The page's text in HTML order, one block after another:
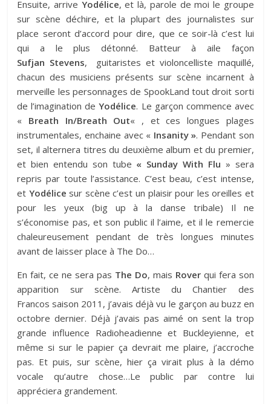
Ensuite, arrive Yodélice, et là, parole de moi le groupe
sur scène déchire, et la plupart des journalistes sur
place seront d’accord pour dire, que ce soir-là c’est lui
qui a le plus détonné. Batteur à aile façon
Sufjan Stevens, guitaristes et violoncelliste maquillé,
chacun des musiciens présents sur scène incarnent à
merveille les personnages de SpookLand tout droit sorti
de l’imagination de Yodélice. Le garçon commence avec
« Breath In/Breath Out« , et ces longues plages
instrumentales, enchaine avec « Insanity ». Pendant son
set, il alternera titres du deuxième album et du premier,
et bien entendu son tube « Sunday With Flu » sera
repris par toute l’assistance. C’est beau, c’est intense,
et Yodélice sur scène c’est un plaisir pour les oreilles et
pour les yeux (big up à la danse tribale) Il ne
s’économise pas, et son public il l’aime, et il le remercie
chaleureusement pendant de très longues minutes
avant de laisser place à The Do…
En fait, ce ne sera pas The Do, mais Roverqui fera son
apparition sur scène. Artiste du Chantier des
Francos saison 2011, j’avais déjà vu le garçon au buzz en
octobre dernier. Déjà j’avais pas aimé on sent la trop
grande influence Radioheadienne et Buckleyienne, et
même si sur le papier ça devrait me plaire, j’accroche
pas. Et puis, sur scène, hier ça virait plus à la démo
vocale qu’autre chose…Le public par contre lui
appréciera grandement.